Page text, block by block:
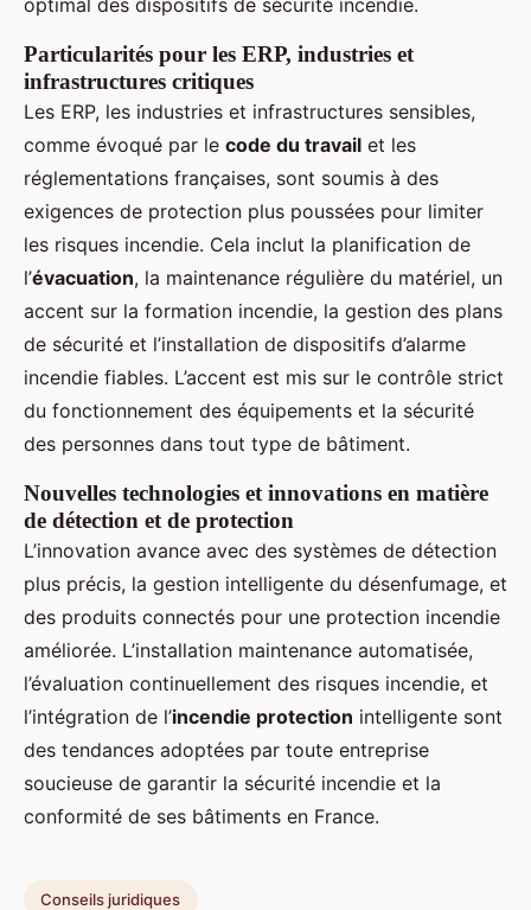
optimal des dispositifs de sécurité incendie.
Particularités pour les ERP, industries et
infrastructures critiques
Les ERP, les industries et infrastructures sensibles,
comme évoqué par le code du travail et les
réglementations françaises, sont soumis à des
exigences de protection plus poussées pour limiter
les risques incendie. Cela inclut la planification de
l’évacuation, la maintenance régulière du matériel, un
accent sur la formation incendie, la gestion des plans
de sécurité et l’installation de dispositifs d’alarme
incendie fiables. L’accent est mis sur le contrôle strict
du fonctionnement des équipements et la sécurité
des personnes dans tout type de bâtiment.
Nouvelles technologies et innovations en matière
de détection et de protection
L’innovation avance avec des systèmes de détection
plus précis, la gestion intelligente du désenfumage, et
des produits connectés pour une protection incendie
améliorée. L’installation maintenance automatisée,
l’évaluation continuellement des risques incendie, et
l’intégration de l’incendie protection intelligente sont
des tendances adoptées par toute entreprise
soucieuse de garantir la sécurité incendie et la
conformité de ses bâtiments en France.
Conseils juridiques